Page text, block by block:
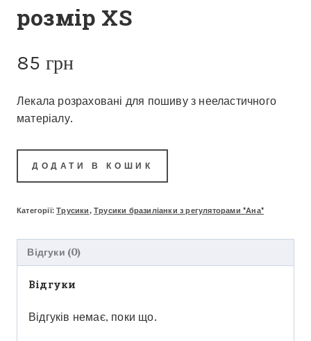
розмір XS
85 грн
Лекала розраховані для пошиву з нееластичного
матеріалу.
ДОДАТИ В КОШИК
Категорії:Трусики,Трусики бразиліанки з регуляторами "Ана"
Відгуки (0)
Відгуки
Відгуків немає, поки що.